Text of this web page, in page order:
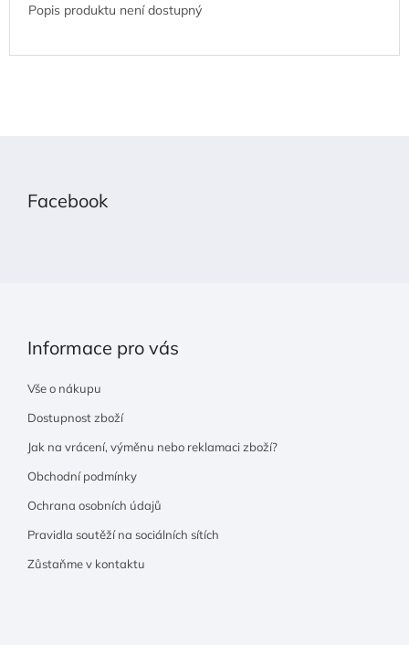
Popis produktu není dostupný
Facebook
Informace pro vás
Vše o nákupu
Dostupnost zboží
Jak na vrácení, výměnu nebo reklamaci zboží?
Obchodní podmínky
Ochrana osobních údajů
Pravidla soutěží na sociálních sítích
Zůstaňme v kontaktu